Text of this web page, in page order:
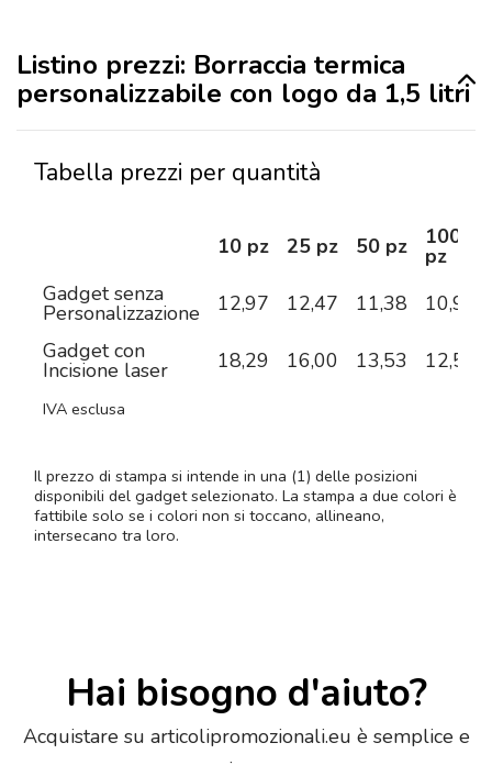
Listino prezzi: Borraccia termica
personalizzabile con logo da 1,5 litri
Tabella prezzi per quantità
10 pz 25 pz 50 pz 100
pz
Gadget senza
Personalizzazione 12,97 12,47 11,38
10,96
Gadget con
Incisione laser 18,29 16,00 13,53 12,51
IVA esclusa
Il prezzo di stampa si intende in una (1) delle posizioni
disponibili del gadget selezionato. La stampa a due colori è
fattibile solo se i colori non si toccano, allineano,
intersecano tra loro.
Hai bisogno d'aiuto?
Acquistare su articolipromozionali.eu è semplice e